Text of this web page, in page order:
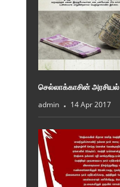
செல்லாக்காசின் அரசியல்
admin 14 Apr 2017